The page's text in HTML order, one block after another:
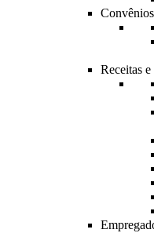
Convênios
Receitas e